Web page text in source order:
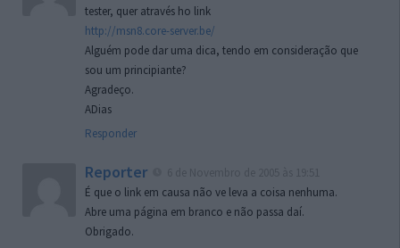
tester, quer através ho link
http://msn8.core-server.be/
Alguém pode dar uma dica, tendo em consideração que
sou um principiante?
Agradeço.
ADias
Responder
Reporter
É que o link em causa não ve leva a coisa nenhuma.
Abre uma página em branco e não passa daí.
Obrigado.